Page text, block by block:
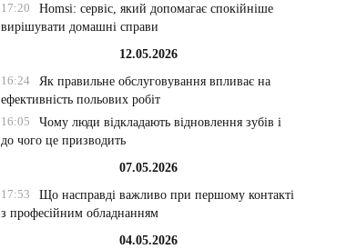
17:20
Homsi: сервіс, який допомагає спокійніше
вирішувати домашні справи
12.05.2026
16:24
Як правильне обслуговування впливає на
ефективність польових робіт
16:05
Чому люди відкладають відновлення зубів і
до чого це призводить
07.05.2026
17:53
Що насправді важливо при першому контакті
з професійним обладнанням
04.05.2026